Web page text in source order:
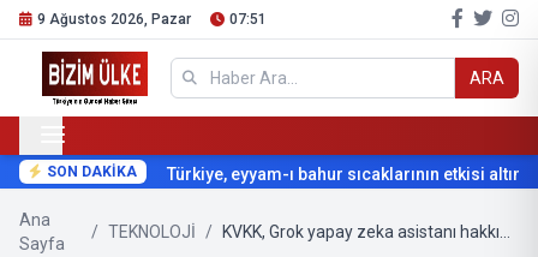
9 Ağustos 2026, Pazar 07:51
ARA
SON DAKİKA Türkiye, eyyam-ı bahur sıcaklarının etkisi altına
Ana
Sayfa
/ TEKNOLOJİ /